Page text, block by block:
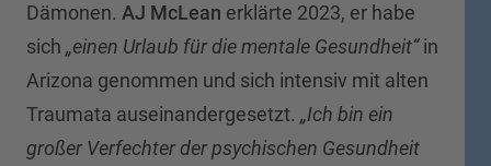
Dämonen. AJ McLean erklärte 2023, er habe
sich „einen Urlaub für die mentale Gesundheit“in
Arizona genommen und sich intensiv mit alten
Traumata auseinandergesetzt. „Ich bin ein
großer Verfechter der psychischen Gesundheit